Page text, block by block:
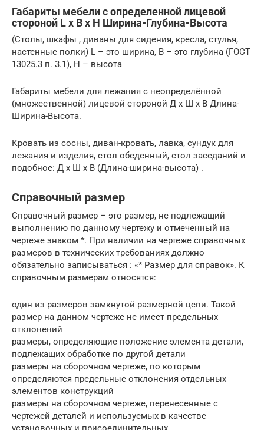
Габариты мебели с определенной лицевой
стороной L х B х H Ширина-Глубина-Высота
(Столы, шкафы , диваны для сидения, кресла, стулья,
настенные полки) L – это ширина, В – это глубина (ГОСТ
13025.3 п. 3.1), Н – высота
Габариты мебели для лежания с неопределённой
(множественной) лицевой стороной Д х Ш х В Длина-
Ширина-Высота.
Кровать из сосны, диван-кровать, лавка, сундук для
лежания и изделия, стол обеденный, стол заседаний и
подобное: Д х Ш х В (Длина-ширина-высота) .
Справочный размер
Справочный размер – это размер, не подлежащий
выполнению по данному чертежу и отмеченный на
чертеже знаком *. При наличии на чертеже справочных
размеров в технических требованиях должно
обязательно записываться : «* Размер для справок». К
справочным размерам относятся:
один из размеров замкнутой размерной цепи. Такой
размер на данном чертеже не имеет предельных
отклонений
размеры, определяющие положение элемента детали,
подлежащих обработке по другой детали
размеры на сборочном чертеже, по которым
определяются предельные отклонения отдельных
элементов конструкций
размеры на сборочном чертеже, перенесенные с
чертежей деталей и используемых в качестве